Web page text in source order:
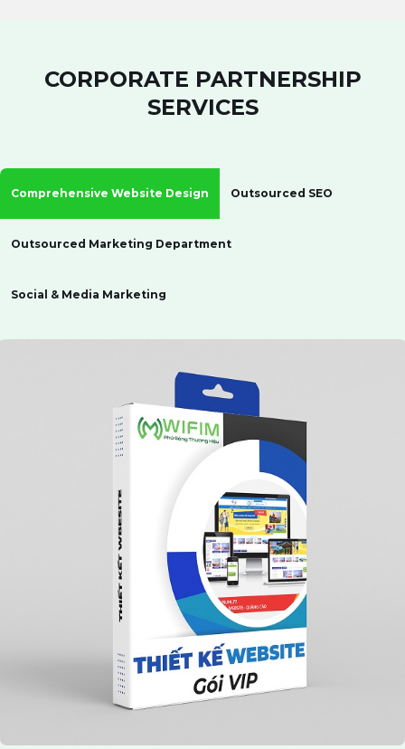
CORPORATE PARTNERSHIP
SERVICES
Comprehensive Website Design Outsourced SEO
Outsourced Marketing Department
Social & Media Marketing